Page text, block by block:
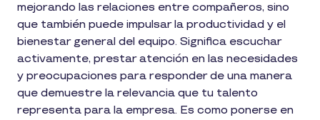
mejorando las relaciones entre compañeros, sino
que también puede impulsar la productividad y el
bienestar general del equipo. Significa escuchar
activamente, prestar atención en las necesidades
y preocupaciones para responder de una manera
que demuestre la relevancia que tu talento
representa para la empresa. Es como ponerse en